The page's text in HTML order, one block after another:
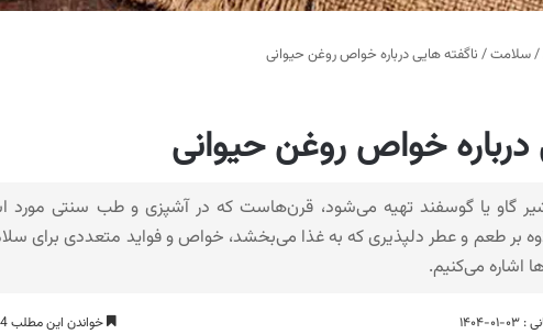
/سلامت/ ناگفته هایی درباره خواص روغن حیوانی
درباره خواص روغن حیوانی
گاو یا گوسفند تهیه می‌شود، قرن‌هاست که در آشپزی و طب سنتی مورد
بر طعم و عطر دلپذیری که به غذا می‌بخشد، خواص و فواید متعددی برای
اشاره می‌کنیم.
۱۴۰۴ خواندن این مطلب 4 دقیقه زمان میبرد